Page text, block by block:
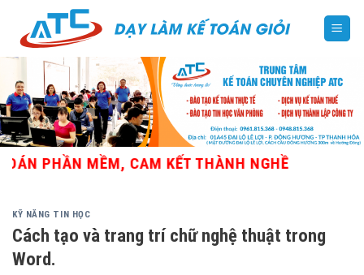
content
MỀM, CAM KẾT THÀNH NGHỀ
KỸ NĂNG TIN HỌC
Cách tạo và trang trí chữ nghệ thuật trong
Word.